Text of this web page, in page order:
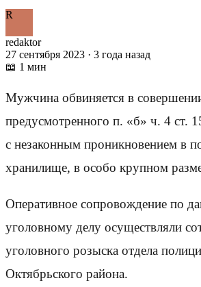
R
redaktor
27 сентября 2023 · 3 года назад
📖 1 мин
Мужчина обвиняется в
предусмотренного п. «б» ч. 4 ст.
с незаконным проникновением в
хранилище, в особо крупном
Оперативное сопровождение по
уголовному делу осуществляли
уголовного розыска отдела
Октябрьского района.